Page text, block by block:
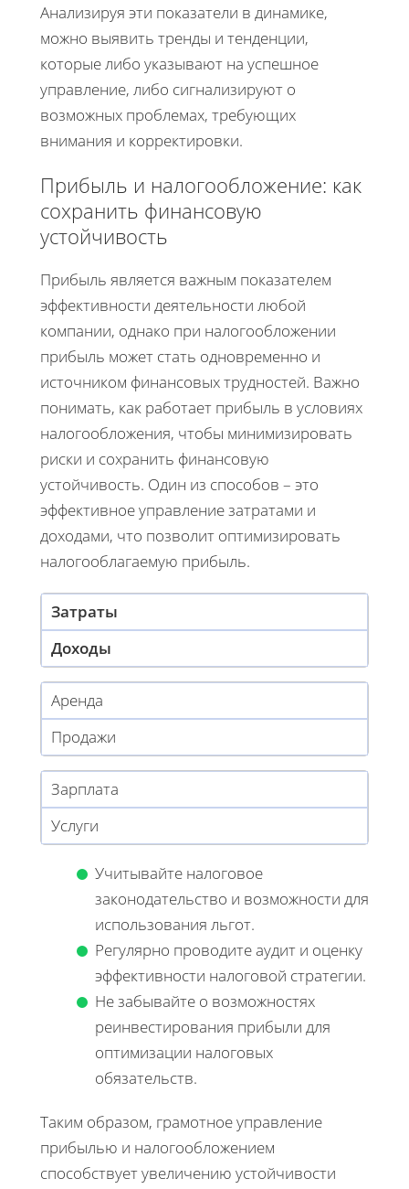
Анализируя эти показатели в динамике,
можно выявить тренды и тенденции,
которые либо указывают на успешное
управление, либо сигнализируют о
возможных проблемах, требующих
внимания и корректировки.
Прибыль и налогообложение: как
сохранить финансовую
устойчивость
Прибыль является важным показателем
эффективности деятельности любой
компании, однако при налогообложении
прибыль может стать одновременно и
источником финансовых трудностей. Важно
понимать, как работает прибыль в условиях
налогообложения, чтобы минимизировать
риски и сохранить финансовую
устойчивость. Один из способов – это
эффективное управление затратами и
доходами, что позволит оптимизировать
налогооблагаемую прибыль.
Затраты
Доходы
Аренда
Продажи
Зарплата
Услуги
Учитывайте налоговое
законодательство и возможности для
использования льгот.
Регулярно проводите аудит и оценку
эффективности налоговой стратегии.
Не забывайте о возможностях
реинвестирования прибыли для
оптимизации налоговых
обязательств.
Таким образом, грамотное управление
прибылью и налогообложением
способствует увеличению устойчивости